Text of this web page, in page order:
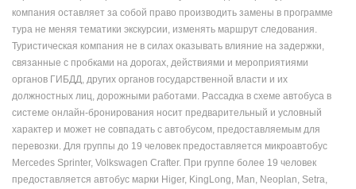
Посещение ремесленного двора "Жар птица" для
приобретения сувенирной продукции.
Переезд в Ярославль – столицу Золотого кольца
России.
Размещение в гостинице. По желанию возможна
организация ужина за дополнительную плату.
компания оставляет за собой право производить замены в программе
тура не меняя тематики экскурсии, изменять маршрут следования.
Туристическая компания не в силах оказывать влияние на задержки,
связанные с пробками на дорогах, действиями и мероприятиями
органов ГИБДД, других органов государственной власти и их
должностных лиц, дорожными работами. Рассадка в схеме автобуса в
системе онлайн-бронирования носит предварительный и условный
характер и может не совпадать с автобусом, предоставляемым для
перевозки. Для группы до 19 человек предоставляется микроавтобус
Mercedes Sprinter, Volkswagen Crafter. При группе более 19 человек
предоставляется автобус марки Higer, KingLong, Man, Neoplan, Setra,